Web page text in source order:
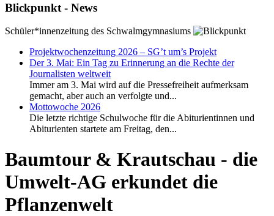
Blickpunkt - News
Schüler*innenzeitung des Schwalmgymnasiums
Projektwochenzeitung 2026 – SG’t um’s Projekt
Der 3. Mai: Ein Tag zu Erinnerung an die Rechte der
Journalisten weltweit
Immer am 3. Mai wird auf die Pressefreiheit aufmerksam
gemacht, aber auch an verfolgte und...
Mottowoche 2026
Die letzte richtige Schulwoche für die Abiturientinnen und
Abiturienten startete am Freitag, den...
Baumtour & Krautschau - die
Umwelt-AG erkundet die
Pflanzenwelt